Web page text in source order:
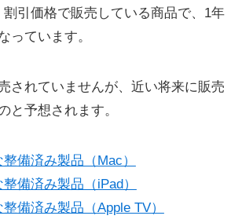
引価格で販売している商品で、1年
っています。
されていませんが、近い将来に販売
と予想されます。
備済み製品（Mac）
備済み製品（iPad）
備済み製品（Apple TV）